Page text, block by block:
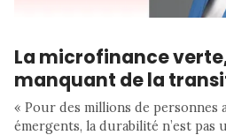
La microfinance
manquant de la
« Pour des millions de personnes
émergents, la durabilité n’est pas